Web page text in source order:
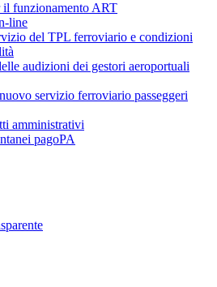
il funzionamento ART
line
del TPL ferroviario e condizioni
audizioni dei gestori aeroportuali
servizio ferroviario passeggeri
amministrativi
pagoPA